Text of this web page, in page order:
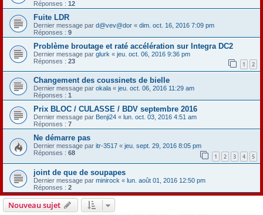
Réponses : 12
Fuite LDR
Dernier message par d@vev@dor « dim. oct. 16, 2016 7:09 pm
Réponses : 9
Problème broutage et raté accélération sur Integra DC2
Dernier message par glurk « jeu. oct. 06, 2016 9:36 pm
Réponses : 23 1 2
Changement des coussinets de bielle
Dernier message par okala « jeu. oct. 06, 2016 11:29 am
Réponses : 1
Prix BLOC / CULASSE / BDV septembre 2016
Dernier message par Benji24 « lun. oct. 03, 2016 4:51 am
Réponses : 7
Ne démarre pas
Dernier message par itr-3517 « jeu. sept. 29, 2016 8:05 pm
Réponses : 68 1 2 3 4 5
joint de que de soupapes
Dernier message par minirock « lun. août 01, 2016 12:50 pm
Réponses : 2
Nouveau sujet